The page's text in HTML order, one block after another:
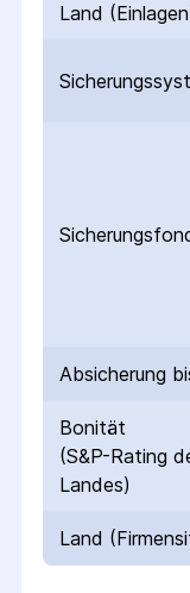
Land
Absicherung
Bonität
(S&P-Rating
Landes)
Land